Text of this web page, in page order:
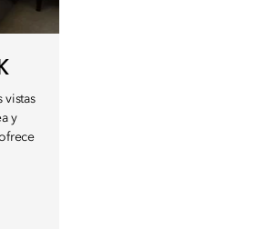
vistas
y